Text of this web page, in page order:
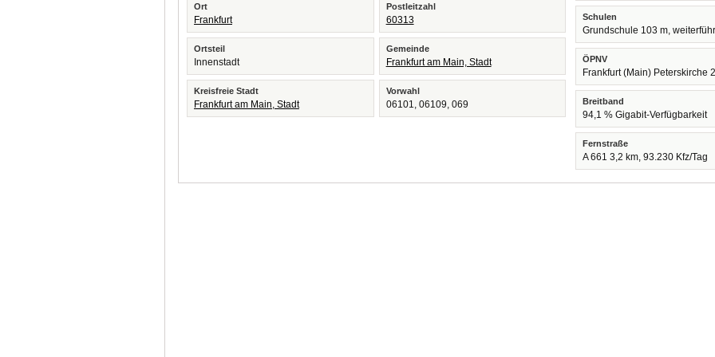
Ort
Frankfurt
Postleitzahl
60313
Ortsteil
Innenstadt
Gemeinde
Frankfurt am Main, Stadt
Kreisfreie Stadt
Frankfurt am Main, Stadt
Vorwahl
06101, 06109, 069
Schulen
Grundschule 103 m,
ÖPNV
Frankfurt (Main) Peterskirche
Breitband
94,1 % Gigabit-Verfügbarkeit
Fernstraße
A 661 3,2 km, 93.230 Kfz/Tag